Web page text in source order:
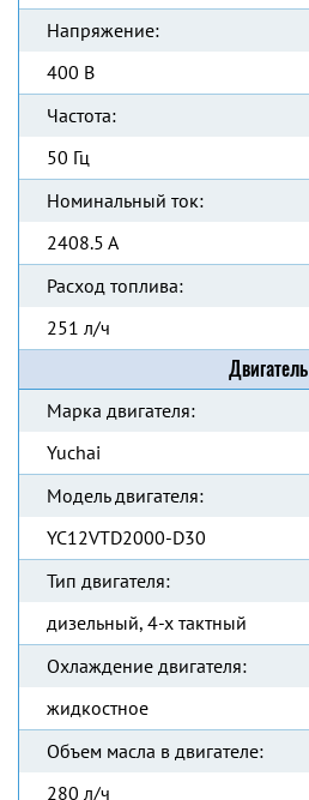
Напряжение:
400 В
Частота:
50 Гц
Номинальный ток:
2408.5 А
Расход топлива:
251 л/ч
Двигатель
Марка двигателя:
Yuchai
Модель двигателя:
YC12VTD2000-D30
Тип двигателя:
дизельный, 4-х тактный
Охлаждение двигателя:
жидкостное
Объем масла в двигателе:
280 л/ч